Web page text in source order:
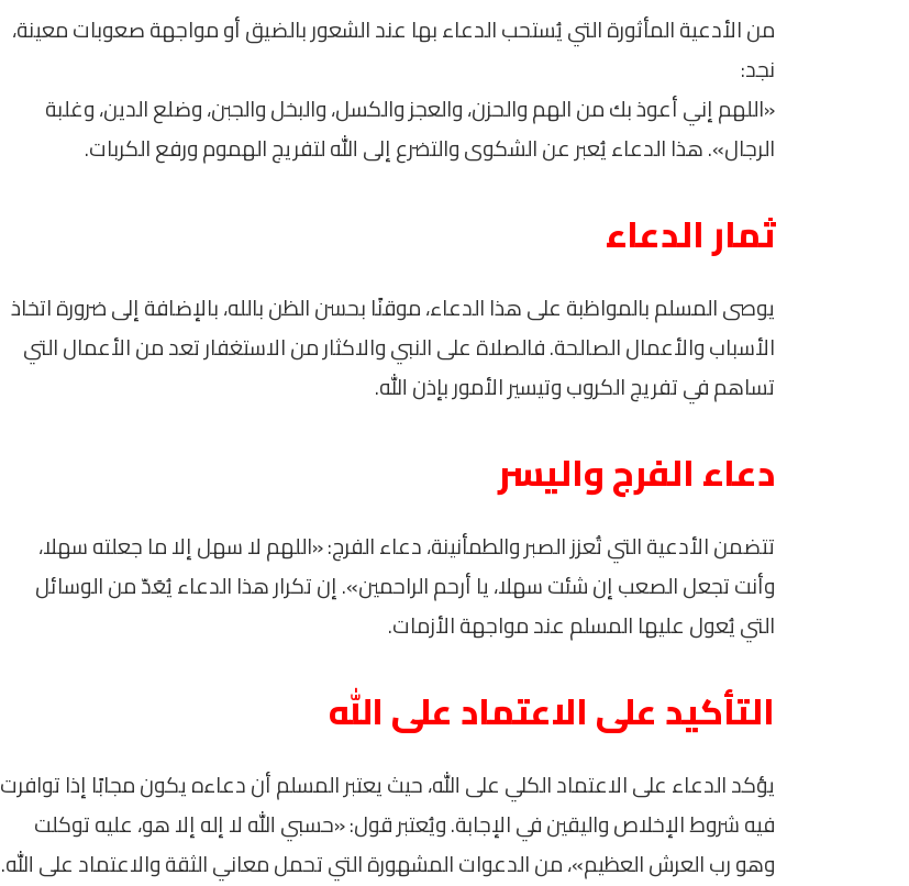
من الأدعية المأثورة التي يُستحب الدعاء بها عند الشعور بالضيق أو مواجهة صعوبات معينة،
نجد:
«اللهم إني أعوذ بك من الهم والحزن، والعجز والكسل، والبخل والجبن، وضلع الدين، وغلبة
الرجال». هذا الدعاء يُعبر عن الشكوى والتضرع إلى الله لتفريج الهموم ورفع الكربات.
ثمار الدعاء
يوصى المسلم بالمواظبة على هذا الدعاء، موقنًا بحسن الظن بالله، بالإضافة إلى ضرورة اتخاذ
الأسباب والأعمال الصالحة. فالصلاة على النبي والاكثار من الاستغفار تعد من الأعمال التي
تساهم في تفريج الكروب وتيسير الأمور بإذن الله.
دعاء الفرج واليسر
تتضمن الأدعية التي تُعزز الصبر والطمأنينة، دعاء الفرج: «اللهم لا سهل إلا ما جعلته سهلا،
وأنت تجعل الصعب إن شئت سهلا، يا أرحم الراحمين». إن تكرار هذا الدعاء يُعَدّ من الوسائل
التي يُعول عليها المسلم عند مواجهة الأزمات.
التأكيد على الاعتماد على الله
يؤكد الدعاء على الاعتماد الكلي على الله، حيث يعتبر المسلم أن دعاءه يكون مجابًا إذا توافرت
فيه شروط الإخلاص واليقين في الإجابة. ويُعتبر قول: «حسبي الله لا إله إلا هو، عليه توكلت
وهو رب العرش العظيم»، من الدعوات المشهورة التي تحمل معاني الثقة والاعتماد على الله.